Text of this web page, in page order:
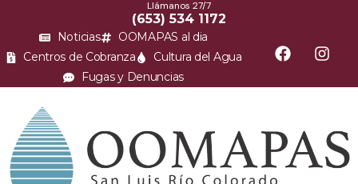
Llámanos 27/7
(653) 534 1172
Noticias
OOMAPAS al dia
Centros de Cobranza
Cultura del Agua
Fugas y Denuncias